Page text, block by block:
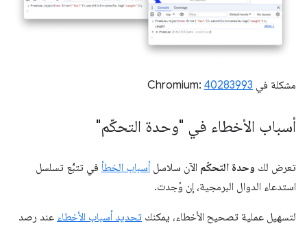
مشكلة في Chromium: 40283993
أسباب الأخطاء في "وحدة التحكّم"
تعرض لك وحدة التحكّم الآن سلاسلأسباب الخطأ في تتبُّع تسلسل
استدعاء الدوال البرمجية، إن وُجدت.
لتسهيل عملية تصحيح الأخطاء، يمكنك تحديد أسباب الأخطاء عند رصد